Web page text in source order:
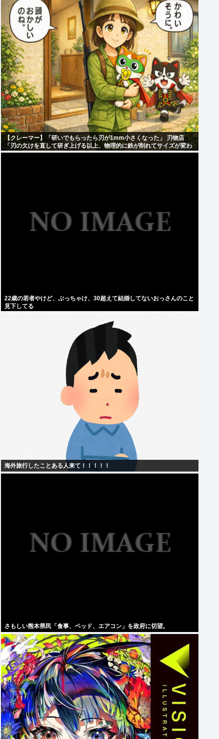
【クレーマー】「研いでもらったら刃が1mm小さくなった」 刃物店
「刃の欠けを直して研ぎ上げる以上、物理的に鉄が削れてサイズが変わ
るのは当たり前なんですが…」
22歳の若者やけど、ぶっちゃけ、30超えて結婚してないおっさんのこと
見下してる
海外旅行したことある人来て！！！！！
さもしい熊本県民「食事、ベッド、エアコン」を政府に切望。